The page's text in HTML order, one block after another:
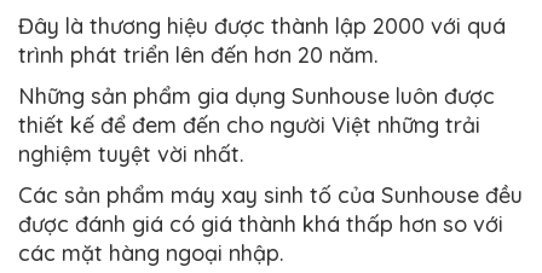
Đây là thương hiệu được thành lập 2000 với quá
trình phát triển lên đến hơn 20 năm.
Những sản phẩm gia dụng Sunhouse luôn được
thiết kế để đem đến cho người Việt những trải
nghiệm tuyệt vời nhất.
Các sản phẩm máy xay sinh tố của Sunhouse đều
được đánh giá có giá thành khá thấp hơn so với
các mặt hàng ngoại nhập.